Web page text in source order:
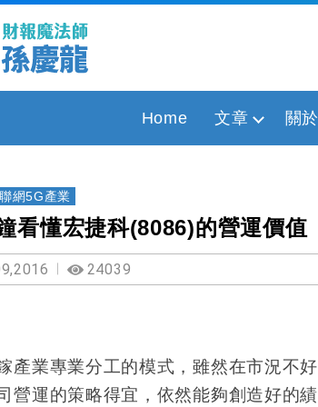
Home 文章 關於
網5G產業
看懂宏捷科(8086)的營運價值
24039
產業專業分工的模式，雖然在市況不
營運的策略得宜，依然能夠創造好的